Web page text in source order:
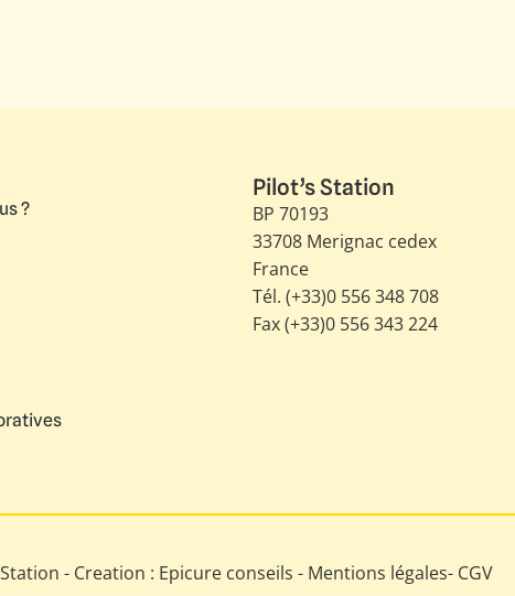
?
Pilot’s Station
BP 70193
33708 Merignac cedex
France
Tél. (+33)0 556 348 708
Fax (+33)0 556 343 224
- Creation : Epicure conseils - Mentions légales- CGV